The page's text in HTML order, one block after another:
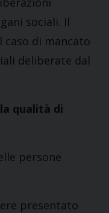
sociali. Il
di mancato
deliberate dal
qualità di
persone
presentato